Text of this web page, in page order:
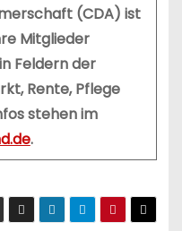
(CDA) ist
Mitglieder
Feldern der
Rente, Pflege
stehen im
.